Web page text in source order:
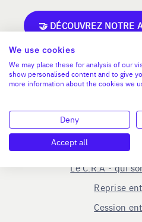
Le C.R.A - qui
Reprise
Cession
We use cookies
We may place these for analysis of our
show personalised content and to give
more information about the cookies we
Deny
Accept all